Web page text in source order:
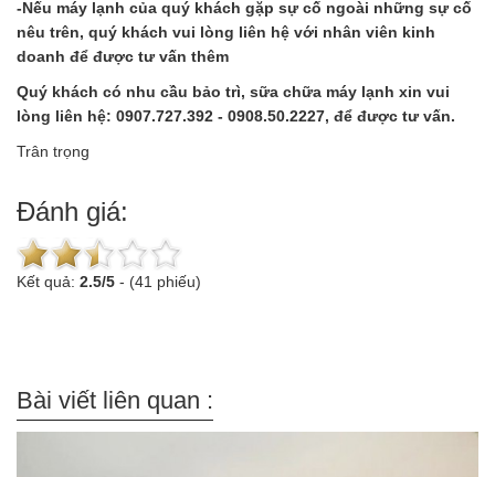
-Nếu máy lạnh của quý khách gặp sự cố ngoài những sự cố
nêu trên, quý khách vui lòng liên hệ với nhân viên kinh
doanh để được tư vấn thêm
Quý khách có nhu cầu bảo trì, sữa chữa máy lạnh xin vui
lòng liên hệ: 0907.727.392 - 0908.50.2227, để được tư vấn.
Trân trọng
Đánh giá:
Kết quả: 2.5/5 - (41 phiếu)
Bài viết liên quan :